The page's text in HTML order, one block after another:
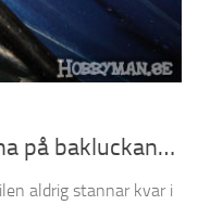
på bakluckan…
aldrig stannar kvar i